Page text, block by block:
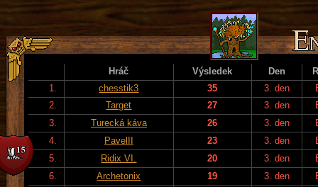
Hráč Výsledek Den
1.
chesstik3 35 3. den
2.
Target 27 3. den
3.
Turecká káva 26 3. den
4.
PavelII 23 3. den
5.
Ridix VI. 20 3. den
6.
Archetonix 19 3. den